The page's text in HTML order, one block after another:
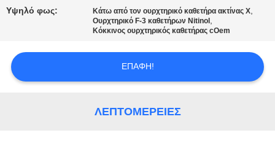
PRIVACY
Υψηλό φως: Κάτω από τον ουρχτηρικό καθετήρα ακτίνας X,
Ουρχτηρικό F-3 καθετήρων Nitinol ,
Κόκκινος ουρχτηρικός καθετήρας cOem
ΕΠΑΦΉ!
ΛΕΠΤΟΜΈΡΕΙΕΣ